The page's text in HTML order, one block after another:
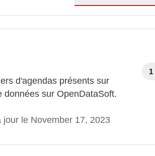
d'agendas présents sur
données sur OpenDataSoft.
jour le November 17, 2023
1